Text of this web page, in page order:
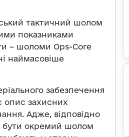
тактичний шолом
показниками
– шоломи Ops-Core
наймасовіше
забезпечення
опис захисних
Адже, відповідно
бути окремий шолом